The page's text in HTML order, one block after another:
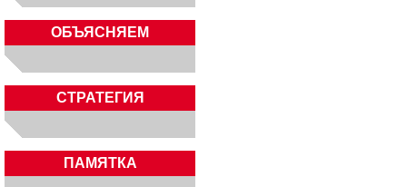
ОБЪЯСНЯЕМ
СТРАТЕГИЯ
ПАМЯТКА